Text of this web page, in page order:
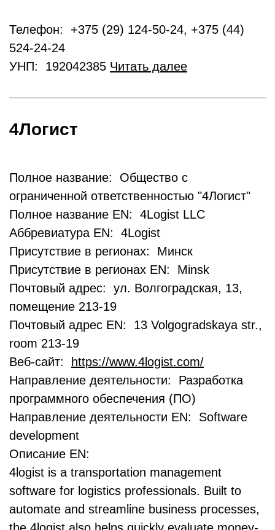
Телефон: +375 (29) 124-50-24, +375 (44)
524-24-24
УНП: 192042385 Читать далее
4Логист
Полное название: Общество с
ограниченной ответственностью "4Логист"
Полное название EN: 4Logist LLC
Аббревиатура EN: 4Logist
Присутствие в регионах: Минск
Присутствие в регионах EN: Minsk
Почтовый адрес: ул. Волгоградская, 13,
помещение 213-19
Почтовый адрес EN: 13 Volgogradskaya str.,
room 213-19
Веб-сайт:
https://www.4logist.com/
Направление деятельности: Разработка
программного обеспечения (ПО)
Направление деятельности EN: Software
development
Описание EN:
4logist is a transportation management
software for logistics professionals. Built to
automate and streamline business processes,